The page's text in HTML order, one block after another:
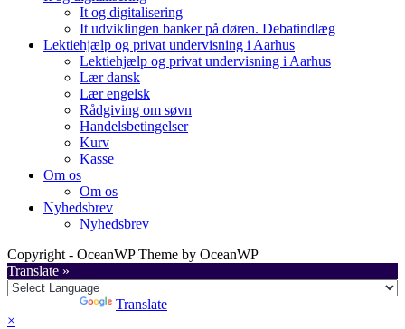
It og digitalisering
It udviklingen banker på døren. Debatindlæg
Lektiehjælp og privat undervisning i Aarhus
Lektiehjælp og privat undervisning i Aarhus
Lær dansk
Lær engelsk
Rådgiving om søvn
Handelsbetingelser
Kurv
Kasse
Om os
Om os
Nyhedsbrev
Nyhedsbrev
Copyright - OceanWP Theme by OceanWP
Translate »
Translate
×